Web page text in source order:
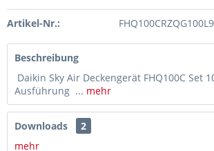
Artikel-Nr.:
Beschreibung
Daikin Sky Air Deckengerät FHQ100C Set
Ausführung ... mehr
Downloads
2
mehr